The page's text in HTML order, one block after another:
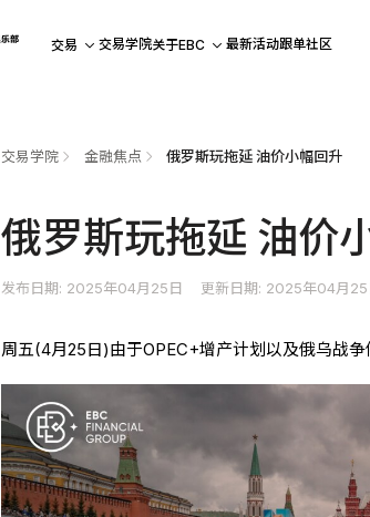
交易 交易学院关于EBC 最新活动跟单社区
交易学院 金融焦点 俄罗斯玩拖延 油价小幅回升
俄罗斯玩拖延 油价
发布日期: 2025年04月25日 更新日期: 2025年04月25
周五(4月25日)由于OPEC+增产计划以及俄乌战